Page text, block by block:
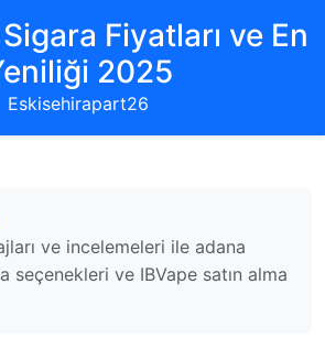
Fiyatları ve En
2025
Eskisehirapart26
ve incelemeleri ile adana
seçenekleri ve IBVape satın alma